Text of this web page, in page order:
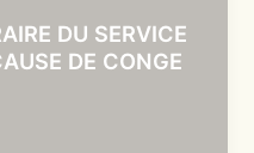
DU SERVICE
DE CONGE